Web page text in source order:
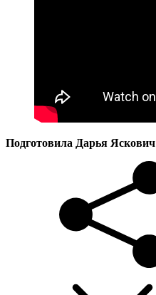
Подготовила Дарья Яскович